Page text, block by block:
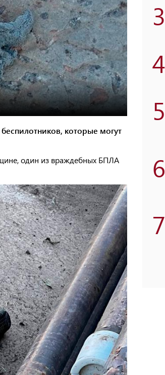
которые могут
один из враждебных БПЛА
3
4
5
6
7